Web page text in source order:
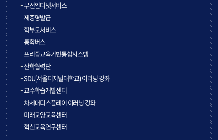
무선인터넷서비스
제증명발급
학부모서비스
통학버스
프리즘교육기반통합시스템
산학협력단
SDU(서울디지털대학교) 이러닝 강좌
교수학습개발센터
차세대디스플레이 이러닝 강좌
미래교양교육센터
혁신교육연구센터